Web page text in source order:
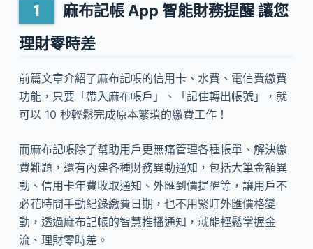
麻布記帳 App 智能財務提醒 讓您
理財零時差
前篇文章介紹了麻布記帳的信用卡、水費、電信費繳費
功能，只要「帶入麻布帳戶」、「記住轉出帳號」，就
可以 10 秒輕鬆完成原本繁瑣的繳費工作！
而麻布記帳除了幫助用戶更無痛管理各種帳單、解決繳
費難題，還有內建各種財務異動通知，包括大筆金額異
動、信用卡年費收取通知、外匯到價提醒等，讓用戶不
必花時間手動紀錄繳費日期，也不用緊盯外匯價格變
動，透過麻布記帳的智慧推播通知，就能輕鬆掌握金
流、理財零時差。